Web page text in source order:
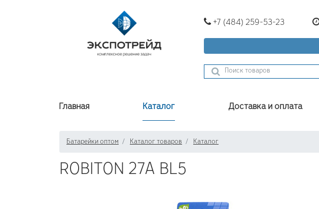
+7 (484) 259-53-23
Главная Каталог Доставка и оплата
Батарейки оптом Каталог товаров Каталог
ROBITON 27A BL5